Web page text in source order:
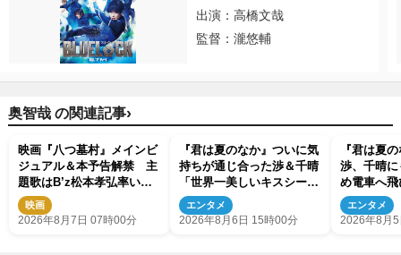
出演：高橋文哉
監督：瀧悠輔
奥智哉 の関連記事›
映画『八つ墓村』メインビ
ジュアル＆本予告解禁 主
題歌はB’z松本孝弘率いる
TMG「DOOM」に決定
映画
2026年8月7日 07時00分
『君は夏のなか』ついに気
持ちが通じ合った渉＆千晴
「世界一美しいキスシー
ン」「めっちゃキュン」反
響続々
エンタメ
2026年8月6日 15時00分
『君は夏
渉、千晴
め電車へ飛
エンタメ
2026年8月